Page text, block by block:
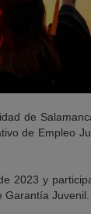
de
de Empleo
2023 y
Juvenil.